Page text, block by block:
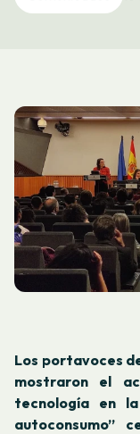
Los portavoces
mostraron el
tecnología en
autoconsumo”